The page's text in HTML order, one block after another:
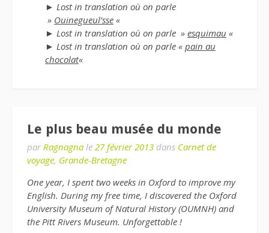
► Lost in translation où on parle
» Ouinegueul’sse «
► Lost in translation où on parle » esquimau «
► Lost in translation où on parle « pain au
chocolat«
Le plus beau musée du monde
par Ragnagna le 27 février 2013 dans Carnet de
voyage, Grande-Bretagne
One year, I spent two weeks in Oxford to improve my
English. During my free time, I discovered the Oxford
University Museum of Natural History (OUMNH) and
the Pitt Rivers Museum. Unforgettable !